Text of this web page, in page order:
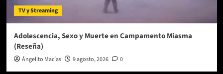
TV y Streaming
Adolescencia, Sexo y Muerte en Campamento Miasma
(Reseña)
Ángelito Macías 9 agosto, 2026 0